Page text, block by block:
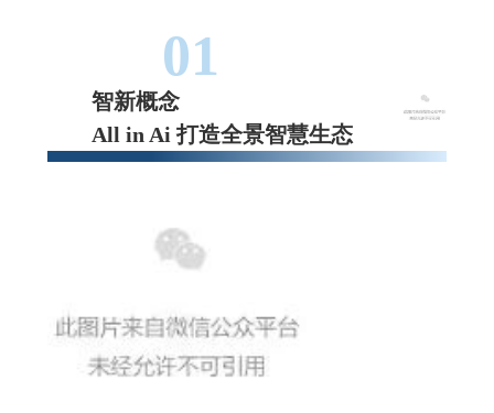
01
智新概念
All in Ai 打造全景智慧生态